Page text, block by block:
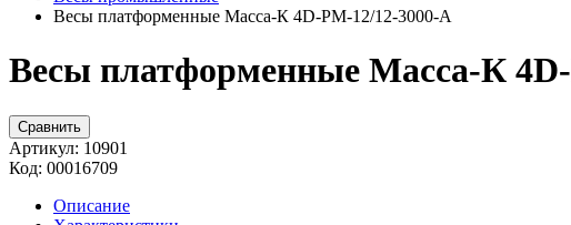
Весы платформенные Масса-К 4D-PM-12/12-3000-A
Весы платформенные Масса-К
Сравнить
Артикул: 10901
Код: 00016709
Описание